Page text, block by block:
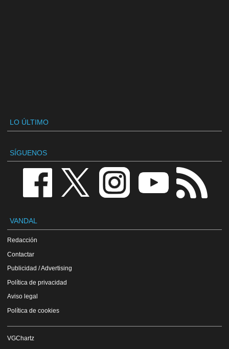
LO ÚLTIMO
SÍGUENOS
VANDAL
Redacción
Contactar
Publicidad / Advertising
Política de privacidad
Aviso legal
Política de cookies
VGChartz